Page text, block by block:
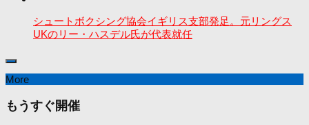
シュートボクシング協会イギリス支部発足。元リングス
UKのリー・ハスデル氏が代表就任
More
もうすぐ開催